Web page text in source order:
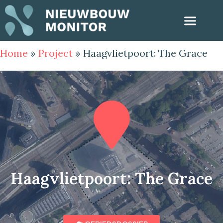
Home » Project » Haagvlietpoort: The Grace
Haagvlietpoort: The Grace